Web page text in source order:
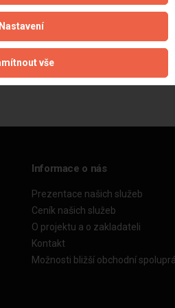
ARES dne 27.02.2025 17:55:59
Informace o nás
Prezentace našich služeb
Ceník našich služeb
O projektu a o zakladateli
Kontakt
Možnosti bližší obchodní
Nastavení
vše